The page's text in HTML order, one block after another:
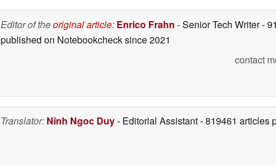
Editor of theoriginal article: Enrico Frahn - Senior Tech Writer-
published on Notebookchecksince 2021
contact
Translator: Ninh Ngoc Duy- Editorial Assistant- 819461 articles